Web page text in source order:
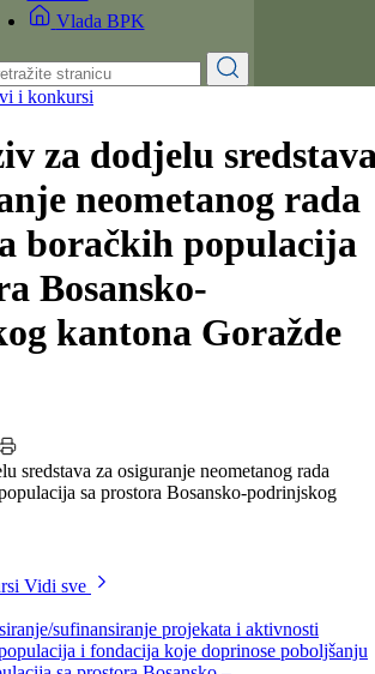
Izvještaji
Udruženja
Vlada BPK
i konkursi
za dodjelu
neometanog rada
boračkih populacija
Bosansko-
kantona Goražde
sredstava za osiguranje neometanog rada
Vidi sve